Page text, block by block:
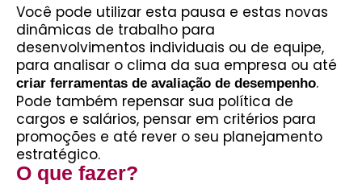
Você pode utilizar esta pausa e estas novas
dinâmicas de trabalho para
desenvolvimentos individuais ou de equipe,
para analisar o clima da sua empresa ou até
criar ferramentas de avaliação de desempenho.
Pode também repensar sua política de
cargos e salários, pensar em critérios para
promoções e até rever o seu planejamento
estratégico.
O que fazer?